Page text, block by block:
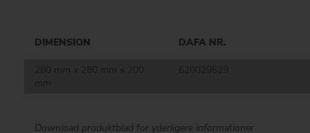
DIMENSION DAFA NR.
Download produktblad for yderligere informationer